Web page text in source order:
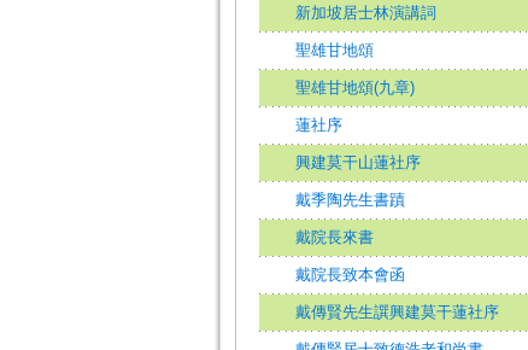
新加坡居士林演講詞
聖雄甘地頌
聖雄甘地頌(九章)
蓮社序
興建莫干山蓮社序
戴季陶先生書蹟
戴院長來書
戴院長致本會函
戴傳賢先生譔興建莫干蓮社序